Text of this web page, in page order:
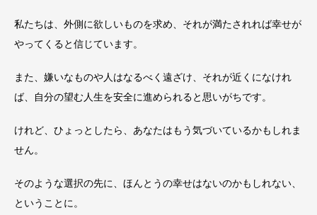
私たちは、外側に欲しいものを求め、それが満たされれば幸せが
やってくると信じています。
また、嫌いなものや人はなるべく遠ざけ、それが近くになけれ
ば、自分の望む人生を安全に進められると思いがちです。
けれど、ひょっとしたら、あなたはもう気づいているかもしれま
せん。
そのような選択の先に、ほんとうの幸せはないのかもしれない、
ということに。